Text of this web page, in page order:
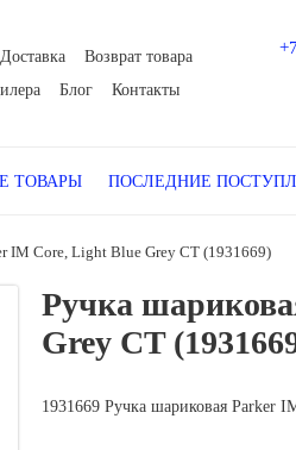
Доставка
Возврат товара
Блог Контакты
ТОВАРЫ ПОСЛЕДНИЕ
IM Core, Light Blue Grey CT (1931669)
Ручка
Grey CT
1931669 Ручка шариковая Parker